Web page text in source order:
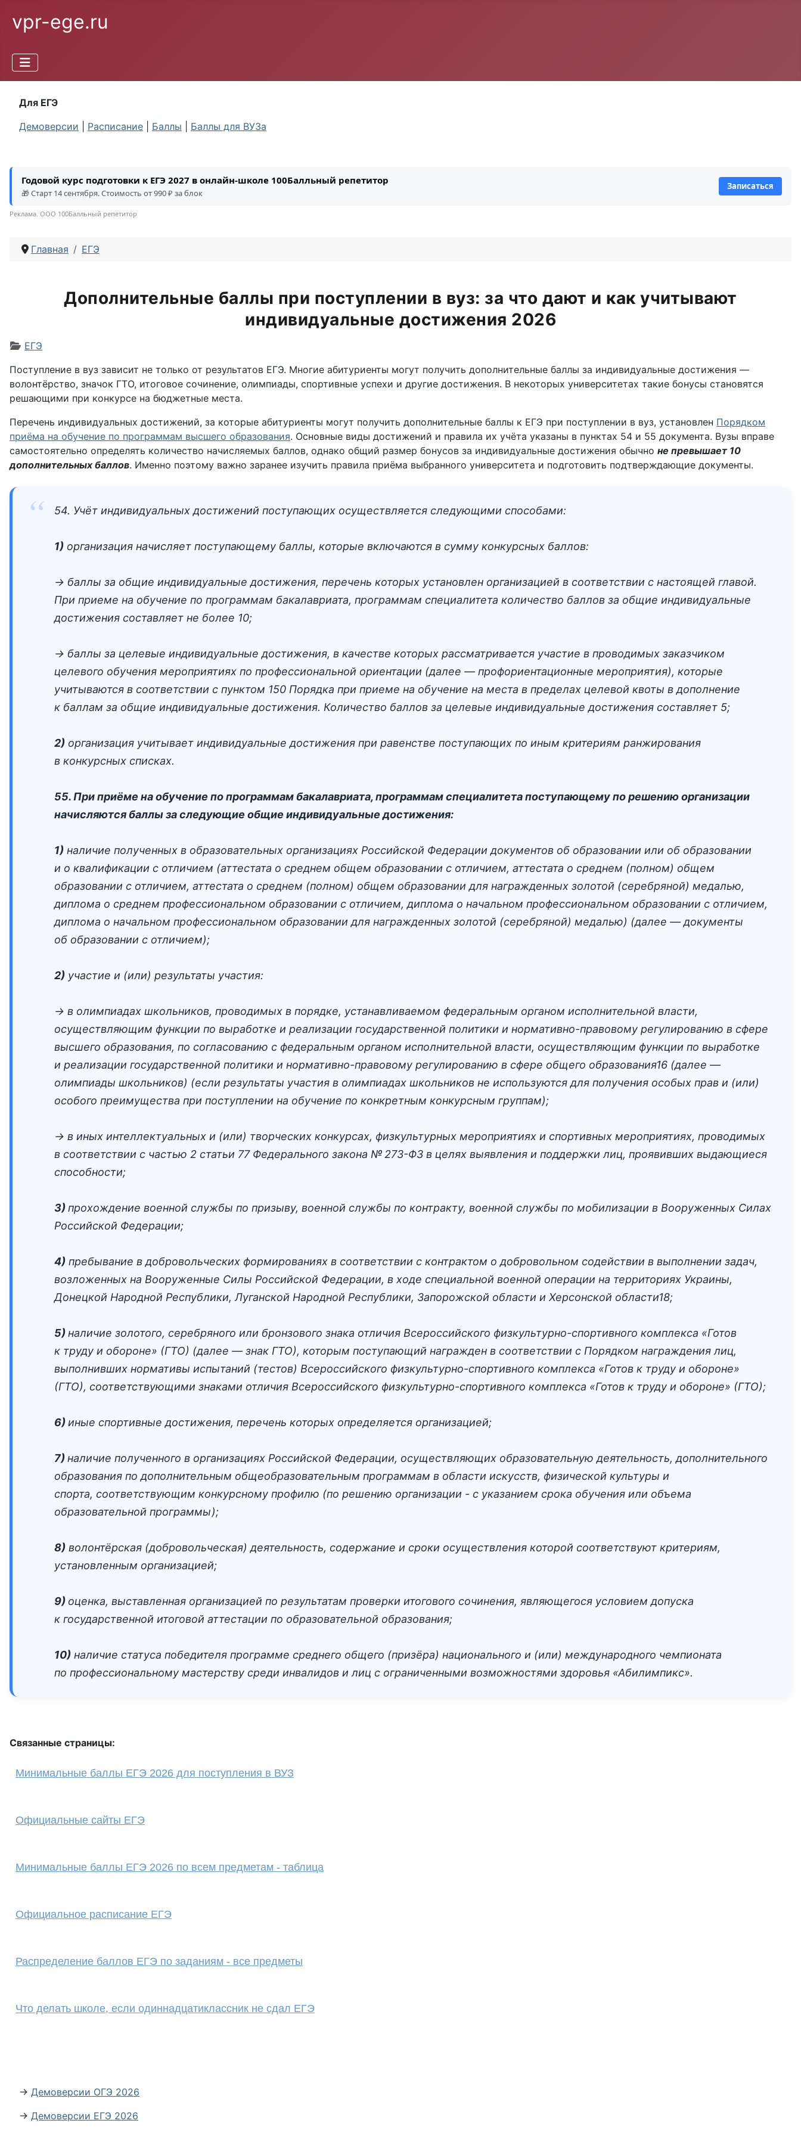
vpr-ege.ru
Для ЕГЭ
Демоверсии
Расписание Баллы Баллы для ВУЗа
Годовой курс подготовки к ЕГЭ 2027 в онлайн-школе 100Балльный репетитор
🎁 Старт 14 сентября. Стоимость от 990 ₽ за блок
Записаться
Реклама. ООО 100Балльный репетитор
Главная ЕГЭ
Дополнительные баллы при поступлении в вуз: за что дают и как учитывают
индивидуальные достижения 2026
Информация о материале
ЕГЭ
Поступление в вуз зависит не только от результатов ЕГЭ. Многие абитуриенты могут получить дополнительные баллы за индивидуальные достижения —
волонтёрство, значок ГТО, итоговое сочинение, олимпиады, спортивные успехи и другие достижения. В некоторых университетах такие бонусы становятся
решающими при конкурсе на бюджетные места.
Перечень индивидуальных достижений, за которые абитуриенты могут получить дополнительные баллы к ЕГЭ при поступлении в вуз, установлен Порядком
приёма на обучение по программам высшего образования. Основные виды достижений и правила их учёта указаны в пунктах 54 и 55 документа. Вузы вправе
самостоятельно определять количество начисляемых баллов, однако общий размер бонусов за индивидуальные достижения обычно не превышает 10
дополнительных баллов. Именно поэтому важно заранее изучить правила приёма выбранного университета и подготовить подтверждающие документы.
54. Учёт индивидуальных достижений поступающих осуществляется следующими способами:
1) организация начисляет поступающему баллы, которые включаются в сумму конкурсных баллов:
→ баллы за общие индивидуальные достижения, перечень которых установлен организацией в соответствии с настоящей главой.
При приеме на обучение по программам бакалавриата, программам специалитета количество баллов за общие индивидуальные
достижения составляет не более 10;
→ баллы за целевые индивидуальные достижения, в качестве которых рассматривается участие в проводимых заказчиком
целевого обучения мероприятиях по профессиональной ориентации (далее — профориентационные мероприятия), которые
учитываются в соответствии с пунктом 150 Порядка при приеме на обучение на места в пределах целевой квоты в дополнение
к баллам за общие индивидуальные достижения. Количество баллов за целевые индивидуальные достижения составляет 5;
2) организация учитывает индивидуальные достижения при равенстве поступающих по иным критериям ранжирования
в конкурсных списках.
55. При приёме на обучение по программам бакалавриата, программам специалитета поступающему по решению организации
начисляются баллы за следующие общие индивидуальные достижения:
1) наличие полученных в образовательных организациях Российской Федерации документов об образовании или об образовании
и о квалификации с отличием (аттестата о среднем общем образовании с отличием, аттестата о среднем (полном) общем
образовании с отличием, аттестата о среднем (полном) общем образовании для награжденных золотой (серебряной) медалью,
диплома о среднем профессиональном образовании с отличием, диплома о начальном профессиональном образовании с отличием,
диплома о начальном профессиональном образовании для награжденных золотой (серебряной) медалью) (далее — документы
об образовании с отличием);
2) участие и (или) результаты участия:
→ в олимпиадах школьников, проводимых в порядке, устанавливаемом федеральным органом исполнительной власти,
осуществляющим функции по выработке и реализации государственной политики и нормативно-правовому регулированию в сфере
высшего образования, по согласованию с федеральным органом исполнительной власти, осуществляющим функции по выработке
и реализации государственной политики и нормативно-правовому регулированию в сфере общего образования16 (далее —
олимпиады школьников) (если результаты участия в олимпиадах школьников не используются для получения особых прав и (или)
особого преимущества при поступлении на обучение по конкретным конкурсным группам);
→ в иных интеллектуальных и (или) творческих конкурсах, физкультурных мероприятиях и спортивных мероприятиях, проводимых
в соответствии с частью 2 статьи 77 Федерального закона № 273-ФЗ в целях выявления и поддержки лиц, проявивших выдающиеся
способности;
3)прохождение военной службы по призыву, военной службы по контракту, военной службы по мобилизации в Вооруженных Силах
Российской Федерации;
4) пребывание в добровольческих формированиях в соответствии с контрактом о добровольном содействии в выполнении задач,
возложенных на Вооруженные Силы Российской Федерации, в ходе специальной военной операции на территориях Украины,
Донецкой Народной Республики, Луганской Народной Республики, Запорожской области и Херсонской области18;
5)наличие золотого, серебряного или бронзового знака отличия Всероссийского физкультурно-спортивного комплекса «Готов
к труду и обороне» (ГТО) (далее — знак ГТО), которым поступающий награжден в соответствии с Порядком награждения лиц,
выполнивших нормативы испытаний (тестов) Всероссийского физкультурно-спортивного комплекса «Готов к труду и обороне»
(ГТО), соответствующими знаками отличия Всероссийского физкультурно-спортивного комплекса «Готов к труду и обороне» (ГТО);
6)иные спортивные достижения, перечень которых определяется организацией;
7)наличие полученного в организациях Российской Федерации, осуществляющих образовательную деятельность, дополнительного
образования по дополнительным общеобразовательным программам в области искусств, физической культуры и
спорта, соответствующим конкурсному профилю (по решению организации - с указанием срока обучения или объема
образовательной программы);
8) волонтёрская (добровольческая) деятельность, содержание и сроки осуществления которой соответствуют критериям,
установленным организацией;
9) оценка, выставленная организацией по результатам проверки итогового сочинения, являющегося условием допуска
к государственной итоговой аттестации по образовательной образования;
10) наличие статуса победителя программе среднего общего (призёра) национального и (или) международного чемпионата
по профессиональному мастерству среди инвалидов и лиц с ограниченными возможностями здоровья «Абилимпикс».
Связанные страницы:
Минимальные баллы ЕГЭ 2026 для поступления в ВУЗ
Официальные сайты ЕГЭ
Минимальные баллы ЕГЭ 2026 по всем предметам - таблица
Официальное расписание ЕГЭ
Распределение баллов ЕГЭ по заданиям - все предметы
Что делать школе, если одиннадцатиклассник не сдал ЕГЭ
→ Демоверсии ОГЭ 2026
→ Демоверсии ЕГЭ 2026